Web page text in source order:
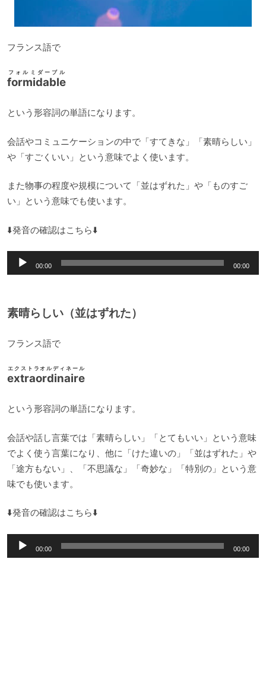
フランス語で
formidable
フォルミダーブル
という形容詞の単語になります。
会話やコミュニケーションの中で「すてきな」「素晴らしい」
や「すごくいい」という意味でよく使います。
また物事の程度や規模について「並はずれた」や「ものすご
い」という意味でも使います。
⬇️発音の確認はこちら⬇️
声
レ
ヤ
00:00 00:00
素晴らしい（並はずれた）
フランス語で
extraordinaire
エクストラオルディネール
という形容詞の単語になります。
会話や話し言葉では「素晴らしい」「とてもいい」という意味
でよく使う言葉になり、他に「けた違いの」「並はずれた」や
「途方もない」、「不思議な」「奇妙な」「特別の」という意
味でも使います。
⬇️発音の確認はこちら⬇️
声
00:00 00:00